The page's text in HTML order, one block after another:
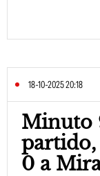
18-10-2025 20:18
Minuto
partido,
0 a